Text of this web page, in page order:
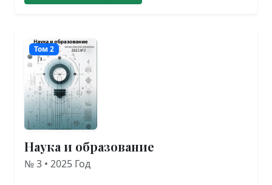
Том 2
Наука и образование
№ 3 • 2025 Год